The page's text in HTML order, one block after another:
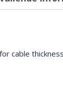
cable